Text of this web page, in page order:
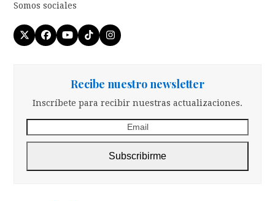
Somos sociales
Twitter
(deprecated)
Facebook
YouTube
TiktokInstagram
Recibe nuestro newsletter
Inscríbete para recibir nuestras actualizaciones.
Subscribirme